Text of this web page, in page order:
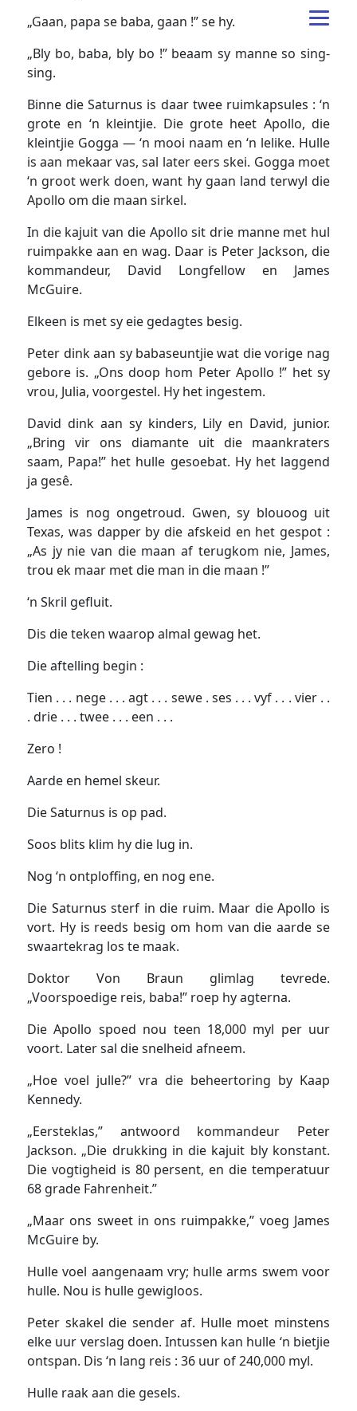
„Gaan, papa se baba, gaan !” se hy.
„Bly bo, baba, bly bo !” beaam sy manne so sing-
sing.
Binne die Saturnus is daar twee ruimkapsules : ‘n
grote en ‘n kleintjie. Die grote heet Apollo, die
kleintjie Gogga — ‘n mooi naam en ‘n lelike. Hulle
is aan mekaar vas, sal later eers skei. Gogga moet
‘n groot werk doen, want hy gaan land terwyl die
Apollo om die maan sirkel.
In die kajuit van die Apollo sit drie manne met hul
ruimpakke aan en wag. Daar is Peter Jackson, die
kommandeur, David Longfellow en James
McGuire.
Elkeen is met sy eie gedagtes besig.
Peter dink aan sy babaseuntjie wat die vorige nag
gebore is. „Ons doop hom Peter Apollo !” het sy
vrou, Julia, voorgestel. Hy het ingestem.
David dink aan sy kinders, Lily en David, junior.
„Bring vir ons diamante uit die maankraters
saam, Papa!” het hulle gesoebat. Hy het laggend
ja gesê.
James is nog ongetroud. Gwen, sy blouoog uit
Texas, was dapper by die afskeid en het gespot :
„As jy nie van die maan af terugkom nie, James,
trou ek maar met die man in die maan !”
‘n Skril gefluit.
Dis die teken waarop almal gewag het.
Die aftelling begin :
Tien . . . nege . . . agt . . . sewe . ses . . . vyf . . . vier . .
. drie . . . twee . . . een . . .
Zero !
Aarde en hemel skeur.
Die Saturnus is op pad.
Soos blits klim hy die lug in.
Nog ‘n ontploffing, en nog ene.
Die Saturnus sterf in die ruim. Maar die Apollo is
vort. Hy is reeds besig om hom van die aarde se
swaartekrag los te maak.
Doktor Von Braun glimlag tevrede.
„Voorspoedige reis, baba!” roep hy agterna.
Die Apollo spoed nou teen 18,000 myl per uur
voort. Later sal die snelheid afneem.
„Hoe voel julle?” vra die beheertoring by Kaap
Kennedy.
„Eersteklas,” antwoord kommandeur Peter
Jackson. „Die drukking in die kajuit bly konstant.
Die vogtigheid is 80 persent, en die temperatuur
68 grade Fahrenheit.”
„Maar ons sweet in ons ruimpakke,” voeg James
McGuire by.
Hulle voel aangenaam vry; hulle arms swem voor
hulle. Nou is hulle gewigloos.
Peter skakel die sender af. Hulle moet minstens
elke uur verslag doen. Intussen kan hulle ‘n bietjie
ontspan. Dis ‘n lang reis : 36 uur of 240,000 myl.
Hulle raak aan die gesels.